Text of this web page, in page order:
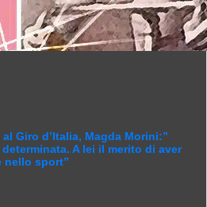
Giro d’Italia, Magda Morini:”
A lei il merito di aver
nello sport”